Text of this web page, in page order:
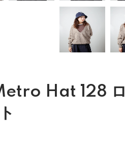
Hat 128 ロ